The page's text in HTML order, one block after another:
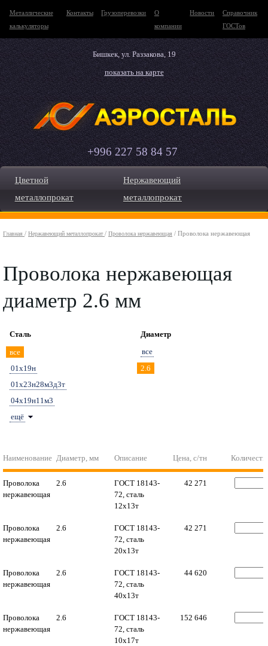
Металлические
калькуляторы
Контакты Грузоперевозки
О
компании
Новости
Справочник
ГОСТов
Бишкек, ул. Раззакова, 19
показать на карте
+996 227 58 84 57
Цветной
металлопрокат
Нержавеющий
металлопрокат
Главная / Нержавеющий металлопрокат/ Проволока нержавеющая / Проволока нержавеющая
Проволока нержавеющая
диаметр 2.6 мм
Сталь
все
01х19н
01х23н28м3д3т
04х19н11м3
ещё
Диаметр
все
2.6
Наименование Диаметр, мм Описание Цена, с/тн
Проволока
нержавеющая
2.6
ГОСТ 18143-
72, сталь
12х13т
42 271
Проволока
нержавеющая
2.6
ГОСТ 18143-
72, сталь
20х13т
42 271
Проволока
нержавеющая
2.6
ГОСТ 18143-
72, сталь
40х13т
44 620
Проволока
нержавеющая
2.6
ГОСТ 18143-
72, сталь
10х17т
152 646